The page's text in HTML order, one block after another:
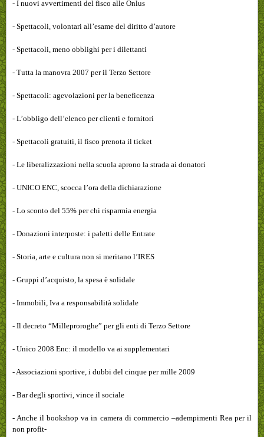
- I nuovi avvertimenti del fisco alle Onlus
- Spettacoli, volontari all’esame del diritto d’autore
- Spettacoli, meno obblighi per i dilettanti
- Tutta la manovra 2007 per il Terzo Settore
- Spettacoli: agevolazioni per la beneficenza
- L’obbligo dell’elenco per clienti e fornitori
- Spettacoli gratuiti, il fisco prenota il ticket
- Le liberalizzazioni nella scuola aprono la strada ai donatori
- UNICO ENC, scocca l’ora della dichiarazione
- Lo sconto del 55% per chi risparmia energia
- Donazioni interposte: i paletti delle Entrate
- Storia, arte e cultura non si meritano l’IRES
- Gruppi d’acquisto, la spesa è solidale
- Immobili, Iva a responsabilità solidale
- Il decreto “Milleproroghe” per gli enti di Terzo Settore
- Unico 2008 Enc: il modello va ai supplementari
- Associazioni sportive, i dubbi del cinque per mille 2009
- Bar degli sportivi, vince il sociale
- Anche il bookshop va in camera di commercio –adempimenti Rea per il
non profit-